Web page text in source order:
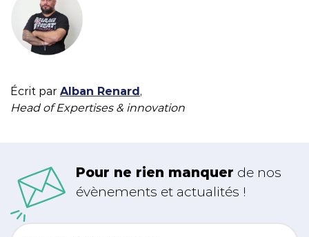
Écrit par Alban Renard,
Head of Expertises & innovation
Pour ne rien manquer de nos
évènements et actualités !
Email